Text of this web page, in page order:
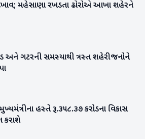
દેખાવ; મહેસાણા રખડતા ઢોરોએ આખા શહેરને
અને ગટરની સમસ્યાથી ત્રસ્ત શહેરીજનોને
હસ્તે રૂ.૩૫૮.૩૭ કરોડના વિકાસ
કરાશે